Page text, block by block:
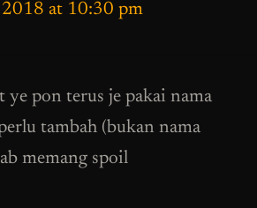
at 10:30 pm
ye pon terus je pakai nama
tambah (bukan nama
memang spoil